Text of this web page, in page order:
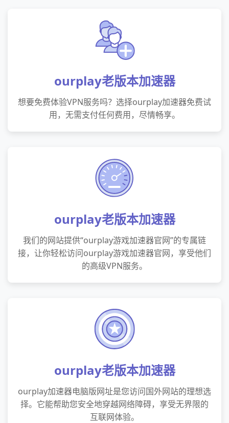
ourplay老版本加速器
想要免费体验VPN服务吗？选择ourplay加速器免费试
用，无需支付任何费用，尽情畅享。
ourplay老版本加速器
我们的网站提供“ourplay游戏加速器官网”的专属链
接，让你轻松访问ourplay游戏加速器官网，享受他们
的高级VPN服务。
ourplay老版本加速器
ourplay加速器电脑版网址是您访问国外网站的理想选
择。它能帮助您安全地穿越网络障碍，享受无界限的
互联网体验。